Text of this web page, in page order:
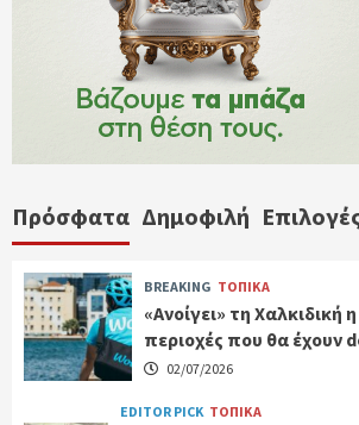
Πρόσφατα Δημοφιλή
BREAKING ΤΟΠΙΚΑ
«Ανοίγει» τη Χαλκιδική
περιοχές που θα έχουν
02/07/2026
EDITOR PICK ΤΟΠΙΚΑ